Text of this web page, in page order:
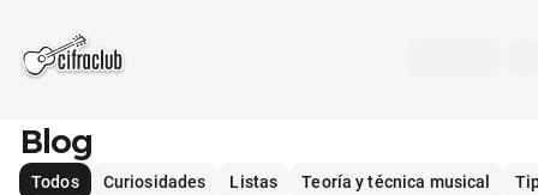
Blog
Todos Curiosidades Listas Teoría y técnica musical